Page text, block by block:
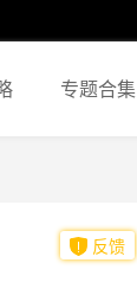
专题合集
反馈